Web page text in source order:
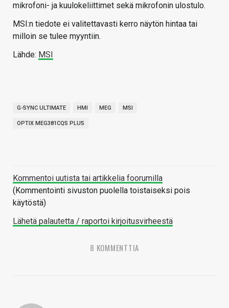
mikrofoni- ja kuulokeliittimet sekä mikrofonin ulostulo.
MSI:n tiedote ei valitettavasti kerro näytön hintaa tai
milloin se tulee myyntiin.
Lähde: MSI
G-SYNC ULTIMATE HMI MEG MSI
OPTIX MEG381CQS PLUS
Kommentoi uutista tai artikkelia foorumilla
(Kommentointi sivuston puolella toistaiseksi pois
käytöstä)
Lähetä palautetta / raportoi kirjoitusvirheestä
8 KOMMENTTIA